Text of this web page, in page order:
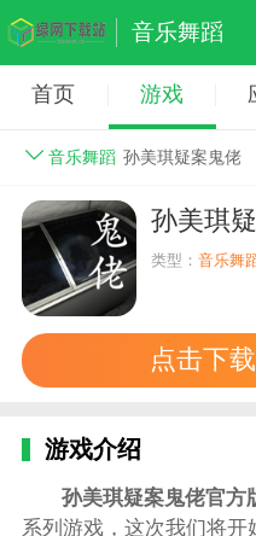
音乐舞蹈
首页 游戏
音乐舞蹈 孙美琪疑案鬼佬
孙美琪
类型：音乐舞
点击下
游戏介绍
孙美琪疑案鬼佬官方
系列游戏，这次我们将